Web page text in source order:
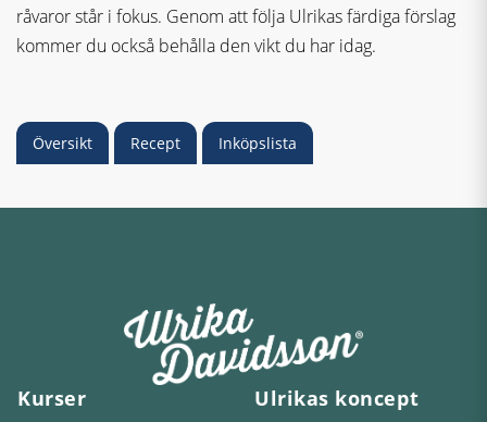
råvaror står i fokus. Genom att följa Ulrikas färdiga förslag
kommer du också behålla den vikt du har idag.
Översikt Recept Inköpslista
Kurser Ulrikas koncept